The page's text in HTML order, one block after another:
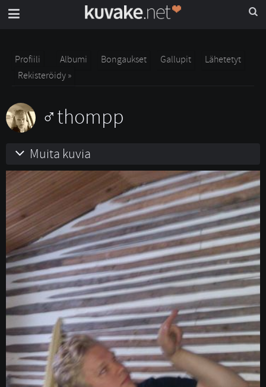
Profiili Albumi Bongaukset Gallupit
Lähetetyt
Rekisteröidy »
thompp
Muita kuvia